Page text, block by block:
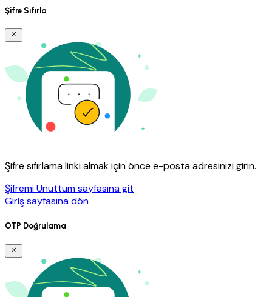
Şifre Sıfırla
Şifre sıfırlama linki almak için önce e-posta adresinizi girin.
Şifremi Unuttum sayfasına git
Giriş sayfasına dön
OTP Doğrulama